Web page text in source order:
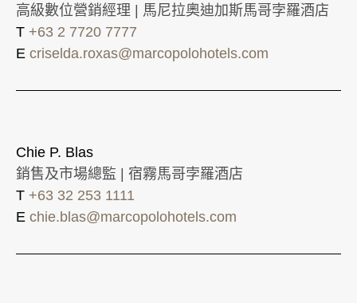
高級數位營銷經理 | 馬尼拉奧迪加斯馬哥孛羅酒店
T +63 2 7720 7777
E criselda.roxas@marcopolohotels.com
Chie P. Blas
銷售及市場總監 | 宿霧馬哥孛羅酒店
T +63 32 253 1111
E chie.blas@marcopolohotels.com